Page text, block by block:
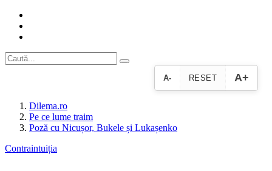
A- RESET A+
Dilema.ro
Pe ce lume traim
Poză cu Nicușor, Bukele și Lukașenko
Contraintuiția